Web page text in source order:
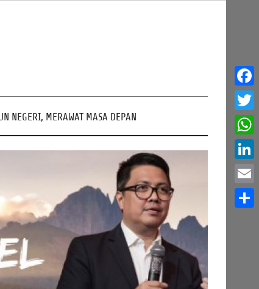
NEGERI, MERAWAT MASA DEPAN
Email